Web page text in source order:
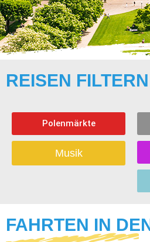
REISEN FILTERN
Polenmärkte
Musik
FAHRTEN IN